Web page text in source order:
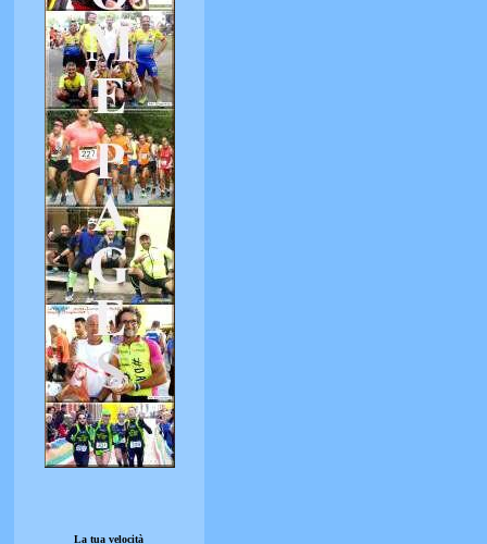
La tua velocità